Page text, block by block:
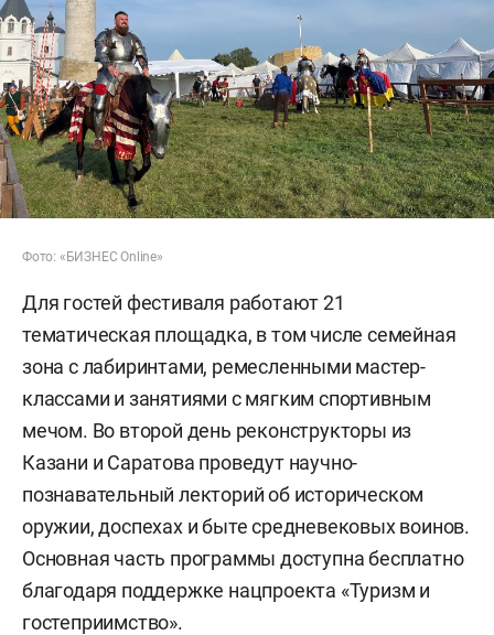
Фото: «БИЗНЕС Online»
Для гостей фестиваля работают 21
тематическая площадка, в том числе семейная
зона с лабиринтами, ремесленными мастер-
классами и занятиями с мягким спортивным
мечом. Во второй день реконструкторы из
Казани и Саратова проведут научно-
познавательный лекторий об историческом
оружии, доспехах и быте средневековых воинов.
Основная часть программы доступна бесплатно
благодаря поддержке нацпроекта «Туризм и
гостеприимство».